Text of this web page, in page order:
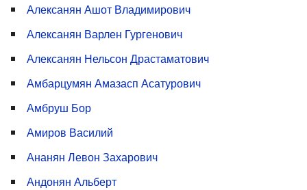
Алексанян Ашот Владимирович
Алексанян Варлен Гургенович
Алексанян Нельсон Драстаматович
Амбарцумян Амазасп Асатурович
Амбруш Бор
Амиров Василий
Ананян Левон Захарович
Андонян Альберт